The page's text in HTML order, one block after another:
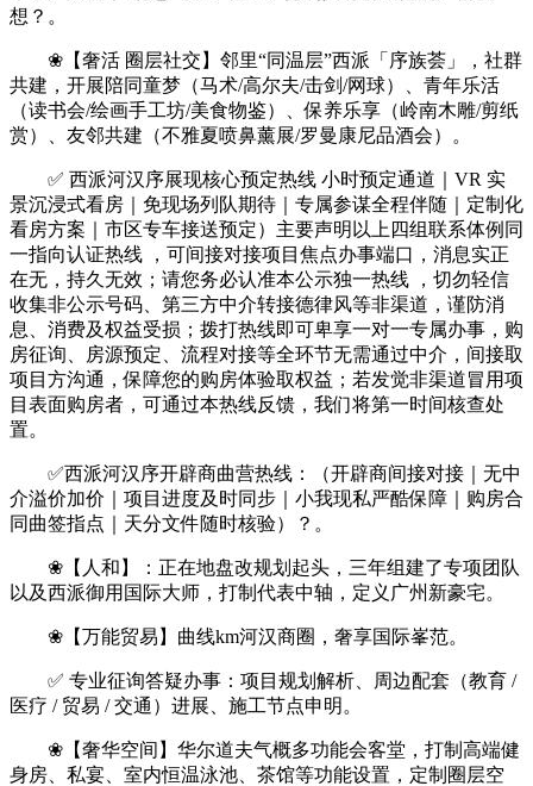
想？。
❀【奢活 圈层社交】邻里“同温层”西派「序族荟」，社群
共建，开展陪同童梦（马术/高尔夫/击剑/网球）、青年乐活
（读书会/绘画手工坊/美食物鉴）、保养乐享（岭南木雕/剪纸
赏）、友邻共建（不雅夏喷鼻薰展/罗曼康尼品酒会）。
✅ 西派河汉序展现核心预定热线 小时预定通道｜VR 实
景沉浸式看房｜免现场列队期待｜专属参谋全程伴随｜定制化
看房方案｜市区专车接送预定）主要声明以上四组联系体例同
一指向认证热线 ，可间接对接项目焦点办事端口，消息实正
在无，持久无效；请您务必认准本公示独一热线 ，切勿轻信
收集非公示号码、第三方中介转接德律风等非渠道，谨防消
息、消费及权益受损；拨打热线即可卑享一对一专属办事，购
房征询、房源预定、流程对接等全环节无需通过中介，间接取
项目方沟通，保障您的购房体验取权益；若发觉非渠道冒用项
目表面购房者，可通过本热线反馈，我们将第一时间核查处
置。
✅西派河汉序开辟商曲营热线：（开辟商间接对接｜无中
介溢价加价｜项目进度及时同步｜小我现私严酷保障｜购房合
同曲签指点｜天分文件随时核验）？。
❀【人和】：正在地盘改规划起头，三年组建了专项团队
以及西派御用国际大师，打制代表中轴，定义广州新豪宅。
❀【万能贸易】曲线km河汉商圈，奢享国际峯范。
✅ 专业征询答疑办事：项目规划解析、周边配套（教育 /
医疗 / 贸易 / 交通）进展、施工节点申明。
❀【奢华空间】华尔道夫气概多功能会客堂，打制高端健
身房、私宴、室内恒温泳池、茶馆等功能设置，定制圈层空